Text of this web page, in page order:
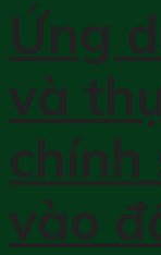
Ứng
và
chính
vào